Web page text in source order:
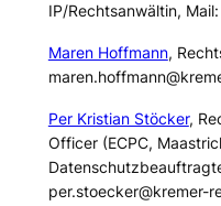
IP/Rechtsanwältin,
Maren Hoffmann,
Per Kristian Stöcker,
Officer (ECPC,
per.stoecker@kremer-